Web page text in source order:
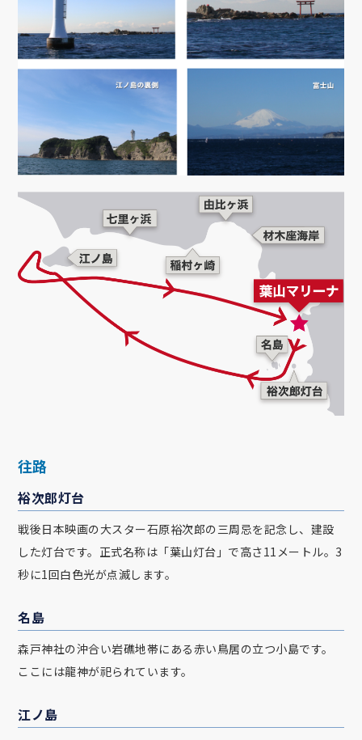
往路
裕次郎灯台
戦後日本映画の大スター石原裕次郎の三周忌を記念し、建設
した灯台です。正式名称は「葉山灯台」で高さ11メートル。3
秒に1回白色光が点滅します。
名島
森戸神社の沖合い岩礁地帯にある赤い鳥居の立つ小島です。
ここには龍神が祀られています。
江ノ島